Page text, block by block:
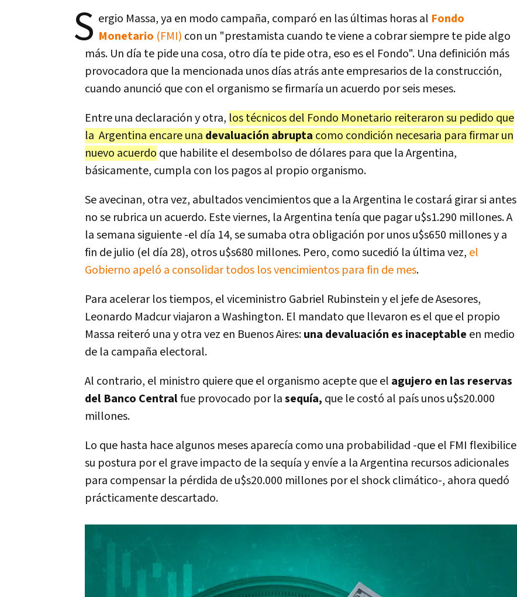
S ergio Massa, ya en modo campaña, comparó en las últimas horas al Fondo
Monetario (FMI) con un "prestamista cuando te viene a cobrar siempre te pide algo
más. Un día te pide una cosa, otro día te pide otra, eso es el Fondo". Una definición más
provocadora que la mencionada unos días atrás ante empresarios de la construcción,
cuando anunció que con el organismo se firmaría un acuerdo por seis meses.
Entre una declaración y otra, los técnicos del Fondo Monetario reiteraron su pedido que
la Argentina encare una devaluación abrupta como condición necesaria para firmar un
nuevo acuerdo que habilite el desembolso de dólares para que la Argentina,
básicamente, cumpla con los pagos al propio organismo.
Se avecinan, otra vez, abultados vencimientos que a la Argentina le costará girar si antes
no se rubrica un acuerdo. Este viernes, la Argentina tenía que pagar u$s1.290 millones. A
la semana siguiente -el día 14, se sumaba otra obligación por unos u$s650 millones y a
fin de julio (el día 28), otros u$s680 millones. Pero, como sucedió la última vez, el
Gobierno apeló a consolidar todos los vencimientos para fin de mes.
Para acelerar los tiempos, el viceministro Gabriel Rubinstein y el jefe de Asesores,
Leonardo Madcur viajaron a Washington. El mandato que llevaron es el que el propio
Massa reiteró una y otra vez en Buenos Aires:una devaluación es inaceptable en medio
de la campaña electoral.
Al contrario, el ministro quiere que el organismo acepte que el agujero en las reservas
del Banco Centralfue provocado por lasequía, que le costó al país unos u$s20.000
millones.
Lo que hasta hace algunos meses aparecía como una probabilidad -que el FMI flexibilice
su postura por el grave impacto de la sequía y envíe a la Argentina recursos adicionales
para compensar la pérdida de u$s20.000 millones por el shock climático-, ahora quedó
prácticamente descartado.